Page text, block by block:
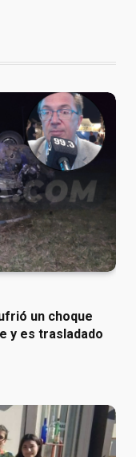
un choque
y es trasladado